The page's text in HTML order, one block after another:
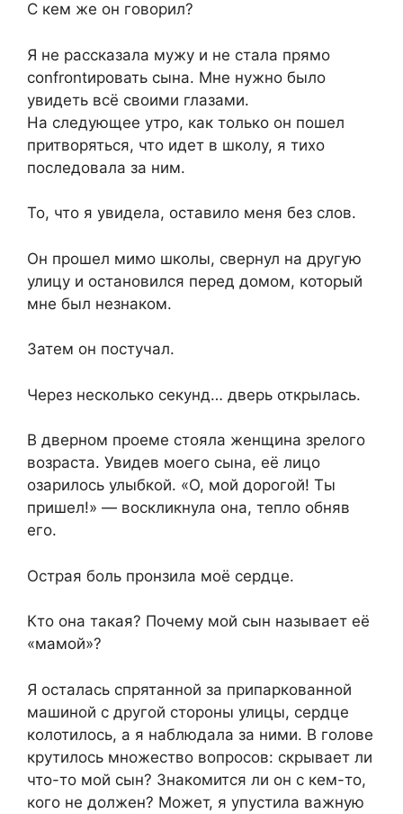
С кем же он говорил?
Я не рассказала мужу и не стала прямо
confrontировать сына. Мне нужно было
увидеть всё своими глазами.
На следующее утро, как только он пошел
притворяться, что идет в школу, я тихо
последовала за ним.
То, что я увидела, оставило меня без слов.
Он прошел мимо школы, свернул на другую
улицу и остановился перед домом, который
мне был незнаком.
Затем он постучал.
Через несколько секунд… дверь открылась.
В дверном проеме стояла женщина зрелого
возраста. Увидев моего сына, её лицо
озарилось улыбкой. «О, мой дорогой! Ты
пришел!» — воскликнула она, тепло обняв
его.
Острая боль пронзила моё сердце.
Кто она такая? Почему мой сын называет её
«мамой»?
Я осталась спрятанной за припаркованной
машиной с другой стороны улицы, сердце
колотилось, а я наблюдала за ними. В голове
крутилось множество вопросов: скрывает ли
что-то мой сын? Знакомится ли он с кем-то,
кого не должен? Может, я упустила важную